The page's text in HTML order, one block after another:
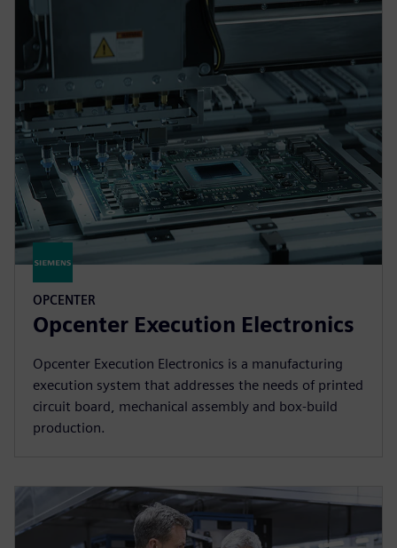
OPCENTER
Opcenter Execution Electronics
Opcenter Execution Electronics is a manufacturing
execution system that addresses the needs of printed
circuit board, mechanical assembly and box-build
production.